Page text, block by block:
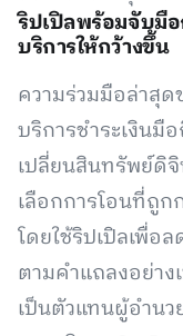
ริปเปิลพร้อมจับมื
บริการให้กว้างขึ้น
ความร่วมมือล่าสุด
บริการชำระเงินมื
เปลี่ยนสินทรัพย์ดิจิ
เลือกการโอนที่ถูก
โดยใช้ริปเปิลเพื่
ตามคำแถลงอย่าง
เป็นตัวแทนผู้อำนว